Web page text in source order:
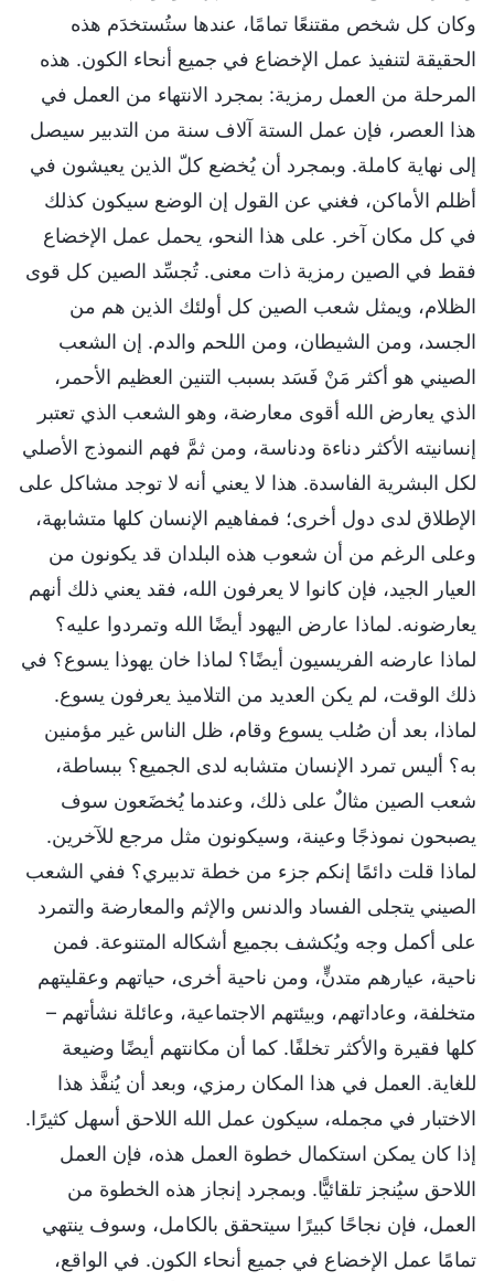
وكان كل شخص مقتنعًا تمامًا، عندها ستُستخدَم هذه
الحقيقة لتنفيذ عمل الإخضاع في جميع أنحاء الكون. هذه
المرحلة من العمل رمزية: بمجرد الانتهاء من العمل في
هذا العصر، فإن عمل الستة آلاف سنة من التدبير سيصل
إلى نهاية كاملة. وبمجرد أن يُخضع كلّ الذين يعيشون في
أظلم الأماكن، فغني عن القول إن الوضع سيكون كذلك
في كل مكان آخر. على هذا النحو، يحمل عمل الإخضاع
فقط في الصين رمزية ذات معنى. تُجسِّد الصين كل قوى
الظلام، ويمثل شعب الصين كل أولئك الذين هم من
الجسد، ومن الشيطان، ومن اللحم والدم. إن الشعب
الصيني هو أكثر مَنْ فَسَد بسبب التنين العظيم الأحمر،
الذي يعارض الله أقوى معارضة، وهو الشعب الذي تعتبر
إنسانيته الأكثر دناءة ودناسة، ومن ثمَّ فهم النموذج الأصلي
لكل البشرية الفاسدة. هذا لا يعني أنه لا توجد مشاكل على
الإطلاق لدى دول أخرى؛ فمفاهيم الإنسان كلها متشابهة،
وعلى الرغم من أن شعوب هذه البلدان قد يكونون من
العيار الجيد، فإن كانوا لا يعرفون الله، فقد يعني ذلك أنهم
يعارضونه. لماذا عارض اليهود أيضًا الله وتمردوا عليه؟
لماذا عارضه الفريسيون أيضًا؟ لماذا خان يهوذا يسوع؟ في
ذلك الوقت، لم يكن العديد من التلاميذ يعرفون يسوع.
لماذا، بعد أن صُلب يسوع وقام، ظل الناس غير مؤمنين
به؟ أليس تمرد الإنسان متشابه لدى الجميع؟ ببساطة،
شعب الصين مثالٌ على ذلك، وعندما يُخضَعون سوف
يصبحون نموذجًا وعينة، وسيكونون مثل مرجع للآخرين.
لماذا قلت دائمًا إنكم جزء من خطة تدبيري؟ ففي الشعب
الصيني يتجلى الفساد والدنس والإثم والمعارضة والتمرد
على أكمل وجه ويُكشف بجميع أشكاله المتنوعة. فمن
ناحية، عيارهم متدنٍّ، ومن ناحية أخرى، حياتهم وعقليتهم
متخلفة، وعاداتهم، وبيئتهم الاجتماعية، وعائلة نشأتهم –
كلها فقيرة والأكثر تخلفًا. كما أن مكانتهم أيضًا وضيعة
للغاية. العمل في هذا المكان رمزي، وبعد أن يُنفَّذ هذا
الاختبار في مجمله، سيكون عمل الله اللاحق أسهل كثيرًا.
إذا كان يمكن استكمال خطوة العمل هذه، فإن العمل
اللاحق سيُنجز تلقائيًّا. وبمجرد إنجاز هذه الخطوة من
العمل، فإن نجاحًا كبيرًا سيتحقق بالكامل، وسوف ينتهي
تمامًا عمل الإخضاع في جميع أنحاء الكون. في الواقع،